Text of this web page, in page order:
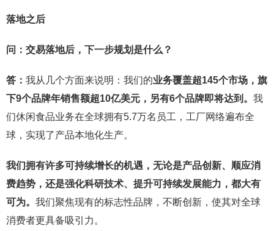
落地之后
问：交易落地后，下一步规划是什么？
答： 我从几个方面来说明：我们的业务覆盖超145个市场，旗
下9个品牌年销售额超10亿美元，另有6个品牌即将达到。 我
们休闲食品业务在全球拥有5.7万名员工，工厂网络遍布全
球，实现了产品本地化生产。
我们拥有许多可持续增长的机遇，无论是产品创新、顺应消
费趋势，还是强化科研技术、提升可持续发展能力，都大有
可为。 我们聚焦现有的标志性品牌，不断创新，使其对全球
消费者更具备吸引力。